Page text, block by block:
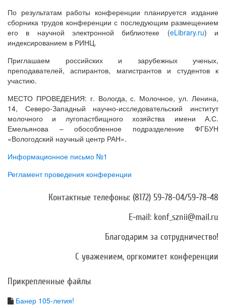
По результатам работы конференции планируется издание
сборника трудов конференции с последующим размещением
его в научной электронной библиотеке (eLibrary.ru) и
индексированием в РИНЦ.
Приглашаем российских и зарубежных ученых,
преподавателей, аспирантов, магистрантов и студентов к
участию.
МЕСТО ПРОВЕДЕНИЯ: г. Вологда, с. Молочное, ул. Ленина,
14, Северо-Западный научно-исследовательский институт
молочного и лугопастбищного хозяйства имени А.С.
Емельянова – обособленное подразделение ФГБУН
«Вологодский научный центр РАН».
Информационное письмо №1
Регламент проведения конференции
Контактные телефоны: (8172) 59-78-04/59-78-48
Е-mail: konf_sznii@mail.ru
Благодарим за сотрудничество!
С уважением, оргкомитет конференции
Прикрепленные файлы
Банер 105-летия!